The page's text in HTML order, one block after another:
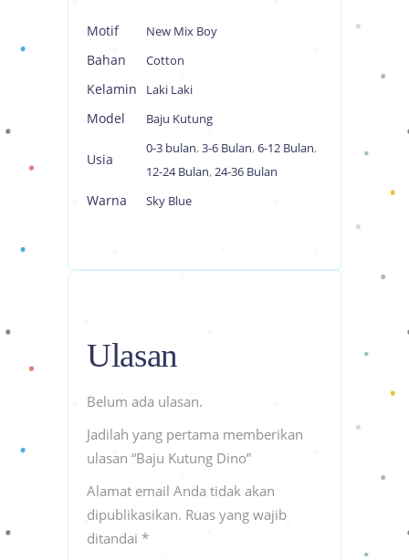
Motif New Mix Boy
Bahan Cotton
Kelamin Laki Laki
Model Baju Kutung
Usia
0-3 bulan, 3-6 Bulan, 6-12 Bulan,
12-24 Bulan, 24-36 Bulan
Warna Sky Blue
Ulasan
Belum ada ulasan.
Jadilah yang pertama memberikan
ulasan “Baju Kutung Dino”
Alamat email Anda tidak akan
dipublikasikan. Ruas yang wajib
ditandai *